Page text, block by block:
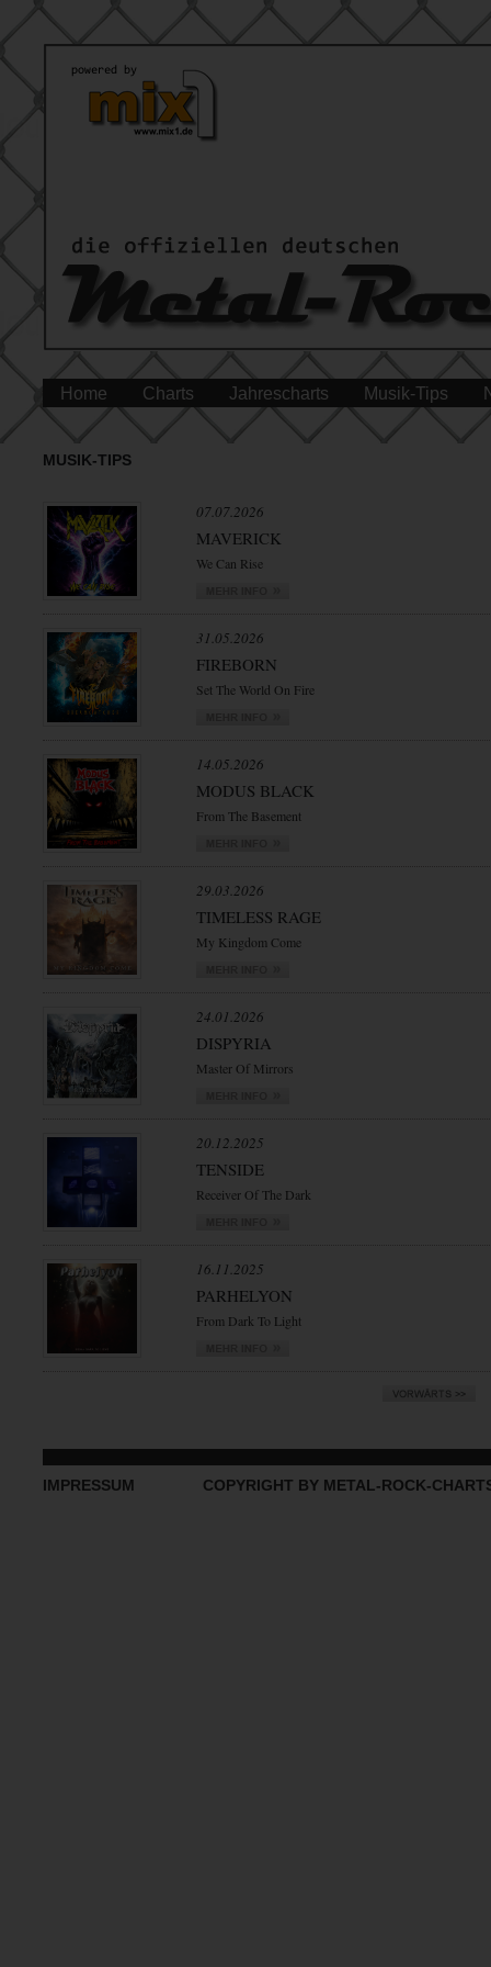
Home Charts Jahrescharts Musik-Tips
MUSIK-TIPS
07.07.2026
MAVERICK
We Can Rise
31.05.2026
FIREBORN
Set The World On Fire
14.05.2026
MODUS BLACK
From The Basement
29.03.2026
TIMELESS RAGE
My Kingdom Come
24.01.2026
DISPYRIA
Master Of Mirrors
20.12.2025
TENSIDE
Receiver Of The Dark
16.11.2025
PARHELYON
From Dark To Light
IMPRESSUM COPYRIGHT BY METAL-ROCK-